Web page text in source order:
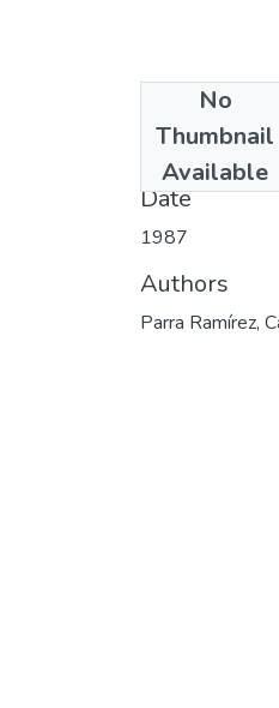
No
Thumbnail
Available
1987-V5-N3-
Date
1987
Authors
Parra Ramírez,